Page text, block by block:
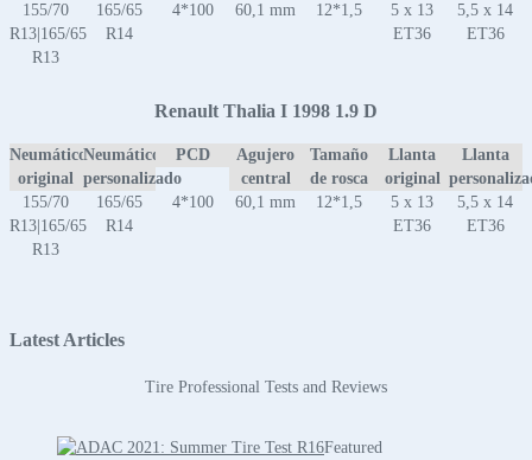
155/70
R13|165/65
R13
165/65
R14
4*100 60,1 mm 12*1,5
5 x 13
ET36
5,5 x 14
ET36
Renault Thalia I 1998 1.9 D
Neumático
original
Neumático
personalizado
PCD
Agujero
central
Tamaño
de rosca
Llanta
original
Llanta
155/70
R13|165/65
R13
165/65
R14
4*100 60,1 mm 12*1,5
5 x 13
ET36
5,5 x 14
ET36
Latest Articles
Tire Professional Tests and Reviews
Featured